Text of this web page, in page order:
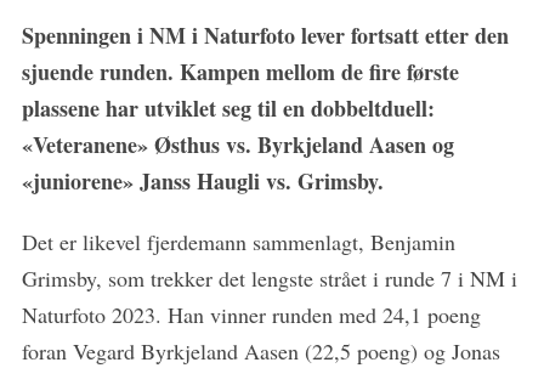
Spenningen i NM i Naturfoto lever fortsatt etter den
sjuende runden. Kampen mellom de fire første
plassene har utviklet seg til en dobbeltduell:
«Veteranene» Østhus vs. Byrkjeland Aasen og
«juniorene» Janss Haugli vs. Grimsby.
Det er likevel fjerdemann sammenlagt, Benjamin
Grimsby, som trekker det lengste strået i runde 7 i NM i
Naturfoto 2023. Han vinner runden med 24,1 poeng
foran Vegard Byrkjeland Aasen (22,5 poeng) og Jonas